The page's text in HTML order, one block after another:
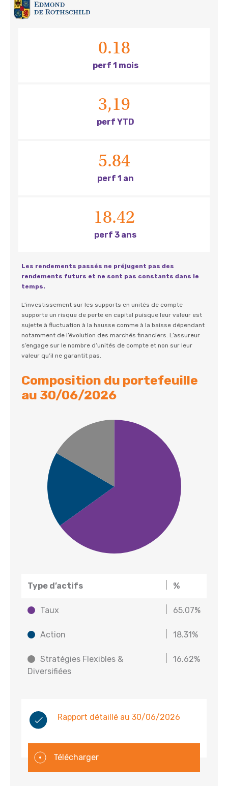
0.18
perf 1 mois
3,19
perf YTD
5.84
perf 1 an
18.42
perf 3 ans
Les rendements passés ne préjugent pas des
rendements futurs et ne sont pas constants dans le
temps.
L’investissement sur les supports en unités de compte
supporte un risque de perte en capital puisque leur valeur est
sujette à fluctuation à la hausse comme à la baisse dépendant
notamment de l’évolution des marchés financiers. L’assureur
s’engage sur le nombre d’unités de compte et non sur leur
valeur qu’il ne garantit pas.
Composition du portefeuille
au 30/06/2026
Type d’actifs %
Taux 65.07%
Action 18.31%
Stratégies Flexibles &
Diversifiées
16.62%
Rapport détaillé au 30/06/2026
Télécharger